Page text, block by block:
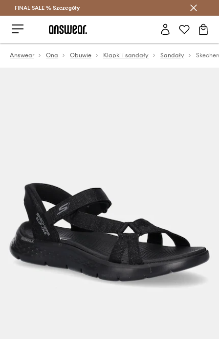
Oszczędzaj z Answear Club >
FINAL SALE % Szczegóły
Answear Ona Obuwie Klapki i sandały Sandały